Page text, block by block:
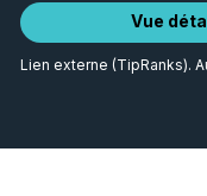
Vue
Lien externe (TipRanks).